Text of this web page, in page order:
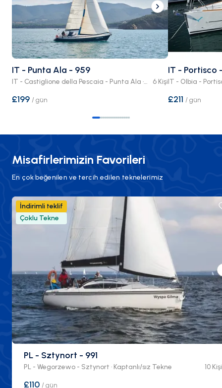
IT - Punta Ala - 959
IT - Castiglione della Pescaia - Punta Ala · Kaptanlı/sız Tekne 6 Kişi
£199 /gün
IT - Portisco
IT - Olbia -
£211 /gün
Misafirlerimizin Favorileri
En çok beğenilen ve tercih edilen teknelerimiz
İndirimli teklif
Çoklu Tekne
PL - Sztynort - 991
PL - Wegorzewo - Sztynort · Kaptanlı/sız Tekne 10 Kişi
£110 /gün